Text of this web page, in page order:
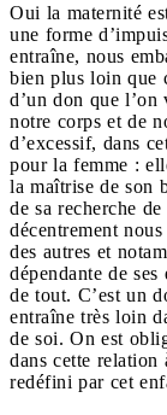
Oui la maternité
une forme
entraîne, nous
bien plus loin que
d’un don que
notre corps et de
d’excessif, dans
pour la femme :
la maîtrise de son
de sa recherche
décentrement
des autres et
dépendante de
de tout. C’est un
entraîne très loin
de soi. On est
dans cette relation
redéfini par cet